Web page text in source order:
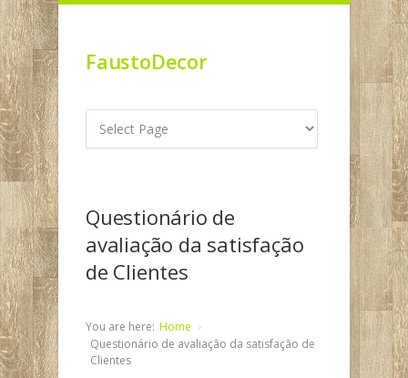
FaustoDecor
Questionário de
avaliação da satisfação
de Clientes
You are here: Home
Questionário de avaliação da satisfação de
Clientes